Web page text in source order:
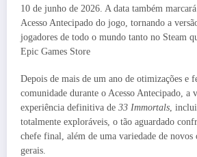
10 de junho de 2026. A data também
Acesso Antecipado do jogo, tornando a
jogadores de todo o mundo tanto no Steam
Epic Games Store
Depois de mais de um ano de otimizações e
comunidade durante o Acesso Antecipado, a
experiência definitiva de 33 Immortals,
totalmente exploráveis, o tão aguardado
chefe final, além de uma variedade de novos
gerais.